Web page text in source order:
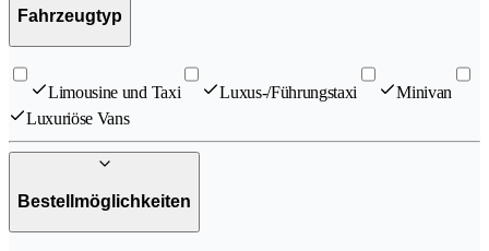
Fahrzeugtyp
Limousine und Taxi Luxus-/Führungstaxi
Minivan
Luxuriöse Vans
Bestellmöglichkeiten